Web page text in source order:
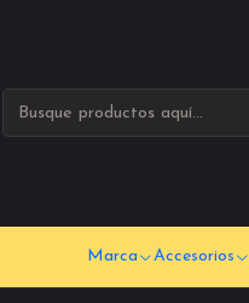
Marca Accesorios